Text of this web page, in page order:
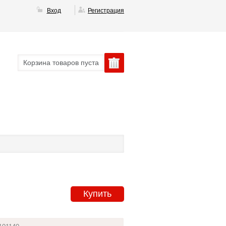
Вход Регистрация
Корзина товаров пуста
Купить